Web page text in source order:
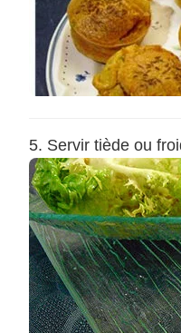
Servir tiède ou